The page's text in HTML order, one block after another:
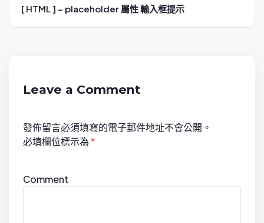
v
[ HTML ] – placeholder 屬性 輸入框提示
Leave a Comment
發佈留言必須填寫的電子郵件地址不會公開。
必填欄位標示為*
Comment